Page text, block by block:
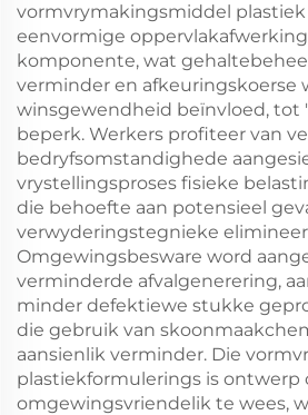
vormvrymakingsmiddel plastiek
eenvormige
komponente, wat
verminder en afkeuringskoerse
winsgewendheid beïnvloed, tot
beperk. Werkers profiteer van
bedryfsomstandighede
vrystellingsproses fisieke
die behoefte aan potensieel
verwyderingstegnieke
Omgewingsbesware word
verminderde afvalgenerering,
minder defektiewe stukke
die gebruik van
aansienlik verminder. Die
plastiekformulerings is ontwerp
omgewingsvriendelik te wees,